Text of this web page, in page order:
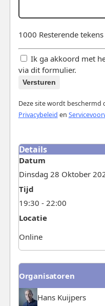
1000 Resterende tekens
Ik ga akkoord met
via dit formulier.
Versturen
Deze site wordt beschermd
Privacybeleid en
Details
Datum
Dinsdag 28 Oktober
Tijd
19:30 - 22:00
Locatie
Online
Organisatoren
Hans Kuijpers